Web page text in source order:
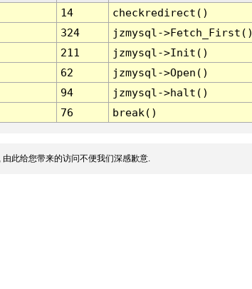
14
checkredirect()
324
jzmysql-
211
jzmysql->Init()
62
jzmysql->Open()
94
jzmysql->halt()
76 break()
此给您带来的访问不便我们深感歉意.